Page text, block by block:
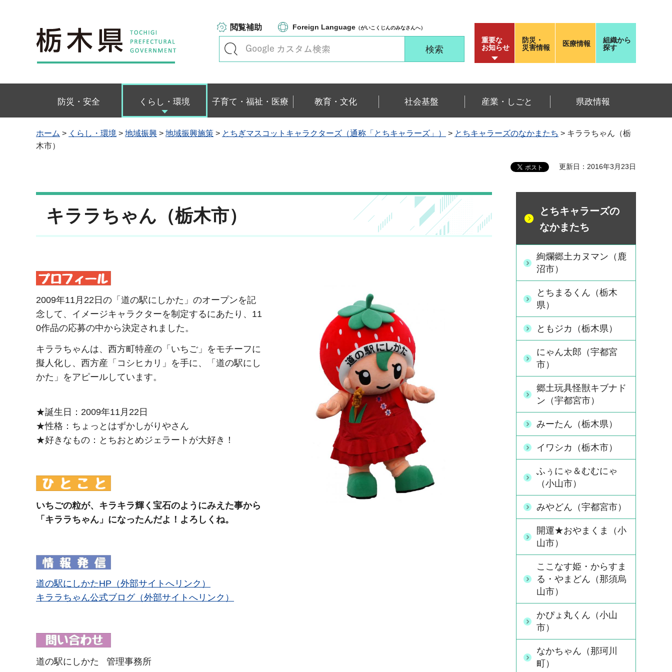
栃木県
閲覧補助 Foreign Language （がいこくじんのみなさんへ）
重要な
お知らせ
防災・
災害情報
医療情報
組織から
探す
防災・安全 くらし・環境 子育て・福祉・医療 教育・文化 社会基盤 産業・しごと 県政情報
ホーム > くらし・環境 > 地域振興 > 地域振興施策 > とちぎマスコットキャラクターズ（通称「とちキャラーズ」） > とちキャラーズのなかまたち > キララちゃん（栃
木市）
更新日：2016年3月23日
キララちゃん（栃木市）
2009年11月22日の「道の駅にしかた」のオープンを記
念して、イメージキャラクターを制定するにあたり、11
0作品の応募の中から決定されました。
キララちゃんは、西方町特産の「いちご」をモチーフに
擬人化し、西方産「コシヒカリ」を手に、「道の駅にし
かた」をアピールしています。
★誕生日：2009年11月22日
★性格：ちょっとはずかしがりやさん
★好きなもの：とちおとめジェラートが大好き！
いちごの粒が、キラキラ輝く宝石のようにみえた事から
「キララちゃん」になったんだよ！よろしくね。
道の駅にしかたHP（外部サイトへリンク）
キララちゃん公式ブログ（外部サイトへリンク）
道の駅にしかた 管理事務所
とちキャラーズの
なかまたち
絢爛郷土カヌマン（鹿
沼市）
とちまるくん（栃木
県）
ともジカ（栃木県）
にゃん太郎（宇都宮
市）
郷土玩具怪獣キブナド
ン（宇都宮市）
みーたん（栃木県）
イワシカ（栃木市）
ふぅにゃ＆むむにゃ
（小山市）
みやどん（宇都宮市）
開運★おやまくま（小
山市）
ここなす姫・からすま
る・やまどん（那須烏
山市）
かぴょ丸くん（小山
市）
なかちゃん（那珂川
町）